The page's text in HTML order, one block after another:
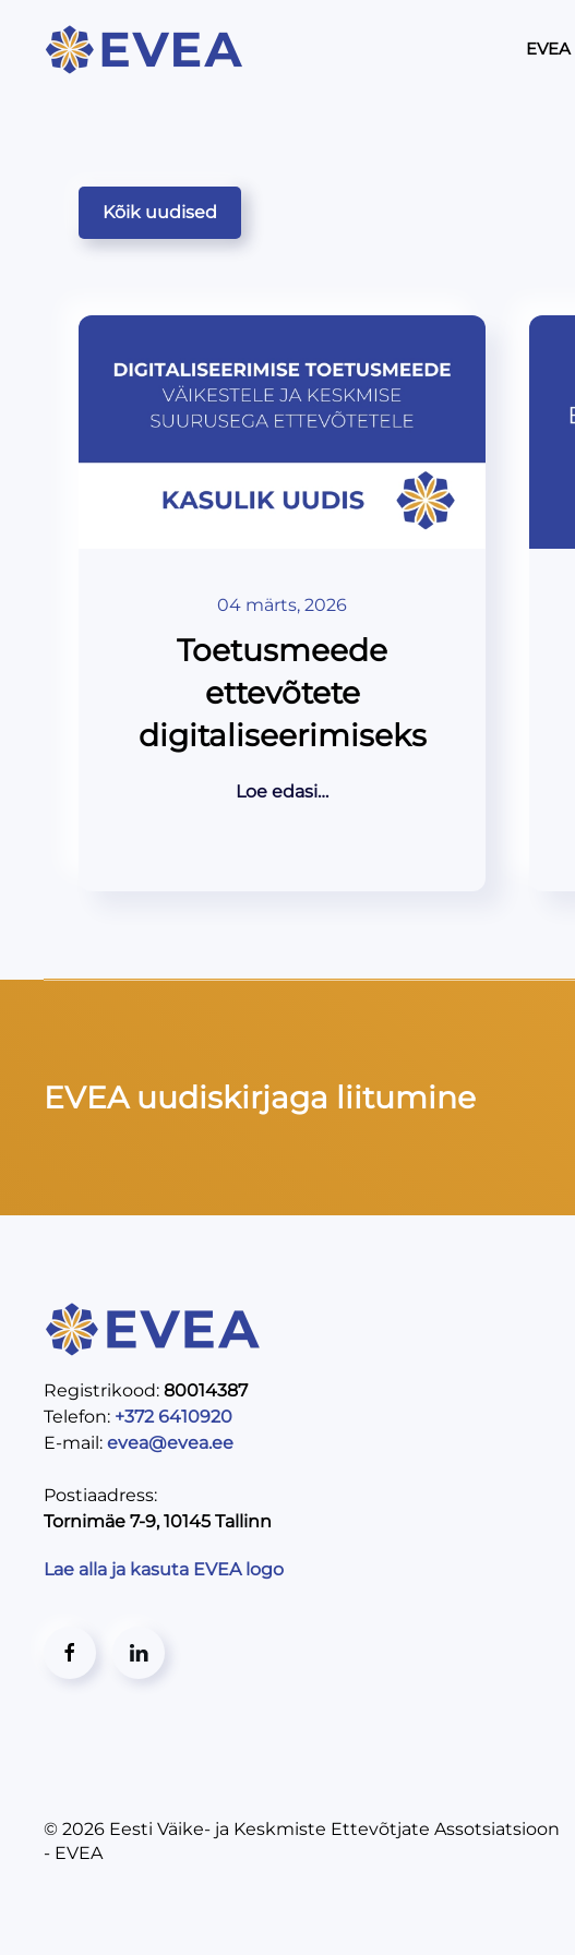
EVEA
Kõik uudised
04 märts, 2026
Toetusmeede
ettevõtete
digitaliseerimiseks
Loe edasi…
EVEA uudiskirjaga liitumine
Registrikood: 80014387
Telefon: +372 6410920
E-mail: evea@evea.ee
Postiaadress:
Tornimäe 7-9, 10145 Tallinn
Lae alla ja kasuta EVEA logo
© 2026 Eesti Väike- ja Keskmiste Ettevõtjate Assotsiatsioon
- EVEA